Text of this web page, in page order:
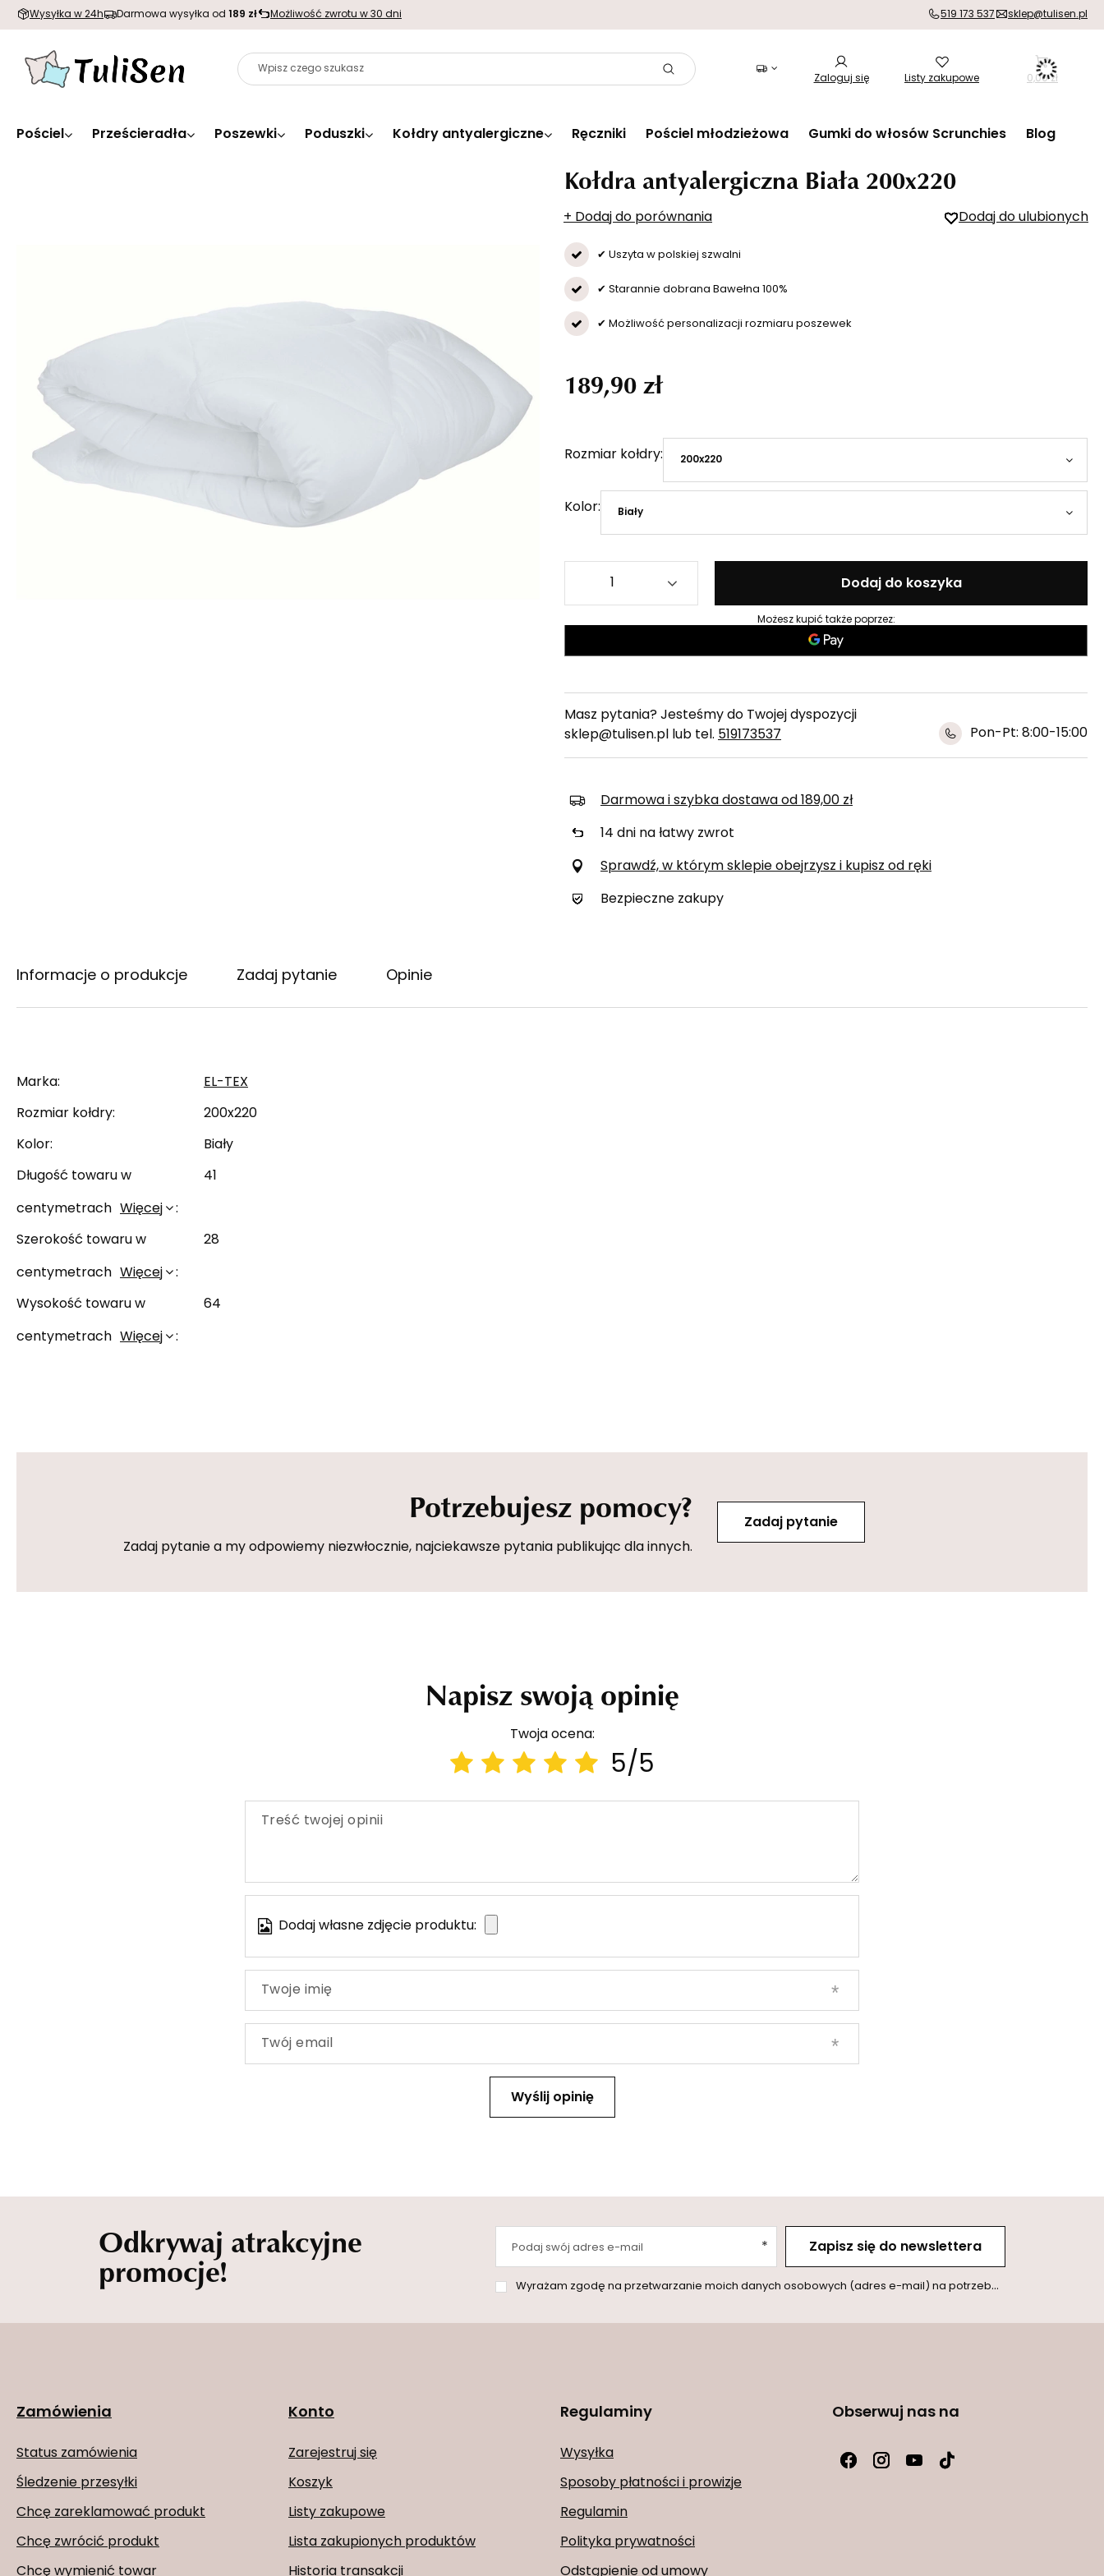
Wysyłka w 24h Darmowa wysyłka od 189 zł Możliwość zwrotu w 30 dni 519 173 537 sklep@tulisen.pl
Zaloguj się Listy zakupowe 0,00 zł
Pościel Prześcieradła Poszewki Poduszki Kołdry antyalergiczne Ręczniki Pościel młodzieżowa Gumki do włosów Scrunchies Blog
Kołdra antyalergiczna Biała 200x220
+ Dodaj do porównania Dodaj do ulubionych
✔ Uszyta w polskiej szwalni
✔ Starannie dobrana Bawełna 100%
✔ Możliwość personalizacji rozmiaru poszewek
Rozmiar kołdry 200x220
Kolor Biały
189,90 zł
Dodaj do koszyka
Możesz kupić także poprzez:
Masz pytania? Jesteśmy do Twojej dyspozycji
sklep@tulisen.pl lub tel. 519173537 Pon-Pt: 8:00-15:00
Darmowa i szybka dostawa od 189,00 zł
14 dni na łatwy zwrot
Sprawdź, w którym sklepie obejrzysz i kupisz od ręki
Bezpieczne zakupy
Informacje o produkcje Zadaj pytanie Opinie
Marka EL-TEX
Rozmiar kołdry 200x220
Kolor Biały
Długość towaru w
centymetrach Więcej
41
Szerokość towaru w
centymetrach Więcej
28
Wysokość towaru w
centymetrach Więcej
64
Potrzebujesz pomocy?
Zadaj pytanie a my odpowiemy niezwłocznie, najciekawsze pytania publikując dla innych.
Zadaj pytanie
Napisz swoją opinię
Twoja ocena:
5/5
Treść twojej opinii
Dodaj własne zdjęcie produktu:
Twoje imię
Twój email
Wyślij opinię
Odkrywaj atrakcyjne
promocje!
Podaj swój adres e-mail
Wyrażam zgodę na przetwarzanie moich danych osobowych (adres e-mail) na potrzeby wysyłki newslettera z informacją handlową (marketing). Więcej w
Zapisz się do newslettera
Zamówienia
Status zamówienia
Śledzenie przesyłki
Chcę zareklamować produkt
Chcę zwrócić produkt
Chcę wymienić towar
Konto
Zarejestruj się
Koszyk
Listy zakupowe
Lista zakupionych produktów
Historia transakcji
Regulaminy
Wysyłka
Sposoby płatności i prowizje
Regulamin
Polityka prywatności
Odstąpienie od umowy
Obserwuj nas na